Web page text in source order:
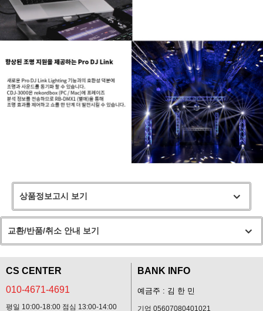
상품정보고시 보기
교환/반품/취소 안내 보기
CS CENTER
010-4671-4691
평일 10:00-18:00 점심 13:00-14:00
BANK INFO
예금주 : 김 한 민
기업 05607080401021